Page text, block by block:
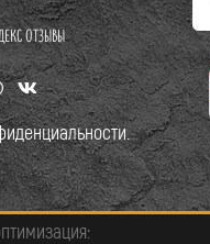
ОТЗЫВЫ